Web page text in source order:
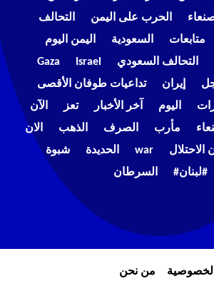
الحرب على اليمن
التحالف
متابعات السعودية
اليمن اليوم
التحالف السعودي Israel
Gaza
إيران
تداعيات طوفان الأقصى
اليوم آخر الأخبار تعز
الآن
مأرب الصرف الذهب
الان
الاحتلال war الحديدة
شبوة
#لبنان#
السرطان
من نحن